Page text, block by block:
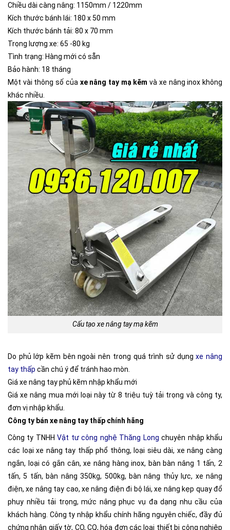
Chiều dài càng nâng: 1150mm / 1220mm
Kích thước bánh lái: 180 x 50 mm
Kích thước bánh tải: 80 x 70 mm
Trọng lượng xe: 65 -80 kg
Tình trạng: Hàng mới có sẵn
Bảo hành: 18 tháng
Một vài thông số của xe nâng tay mạ kẽm và xe nâng inox không
khác nhiều.
Cấu tạo xe nâng tay mạ kẽm
Do phủ lớp kẽm bên ngoài nên trong quá trình sử dụngxe nâng
tay thấp cần chú ý để tránh hao mòn.
Giá xe nâng tay phủ kẽm nhập khẩu mới
Giá xe nâng mua mới loại này từ 8 triệu tuỳ tải trọng và công ty,
đơn vị nhập khẩu.
Công ty bán xe nâng tay thấp chính hãng
Công ty TNHHVật tư công nghệ Thăng Long chuyên nhập khẩu
các loại xe nâng tay thấp phổ thông, loại siêu dài, xe nâng càng
ngắn, loại có gắn cân, xe nâng hàng inox, bàn bàn nâng 1 tấn, 2
tấn, 5 tấn, bàn nâng 350kg, 500kg, bàn nâng thủy lực, xe nâng
điện, xe nâng tay cao, xe nâng điện đi bộ lái, xe nâng kẹp quay đổ
phuy nhiều tải trọng, mức nâng phục vụ đa dạng nhu cầu của
khách hàng. Công ty nhập khẩu chính hãng nguyên chiếc, đầy đủ
chứng nhận giấy tờ, CO, CQ, hóa đơn các loại thiết bị công nghiệp